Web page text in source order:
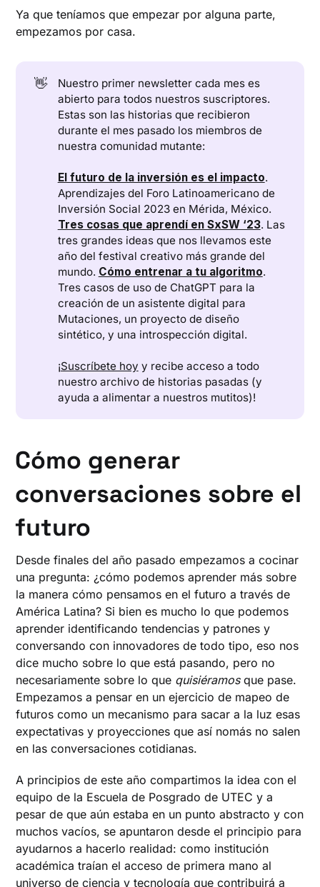
Ya que teníamos que empezar por alguna parte,
empezamos por casa.
👋
Nuestro primer newsletter cada mes es
abierto para todos nuestros suscriptores.
Estas son las historias que recibieron
durante el mes pasado los miembros de
nuestra comunidad mutante:
El futuro de la inversión es el impacto.
Aprendizajes del Foro Latinoamericano de
Inversión Social 2023 en Mérida, México.
Tres cosas que aprendí en SxSW ‘23. Las
tres grandes ideas que nos llevamos este
año del festival creativo más grande del
mundo. Cómo entrenar a tu algoritmo.
Tres casos de uso de ChatGPT para la
creación de un asistente digital para
Mutaciones, un proyecto de diseño
sintético, y una introspección digital.
¡Suscríbete hoy y recibe acceso a todo
nuestro archivo de historias pasadas (y
ayuda a alimentar a nuestros mutitos)!
Cómo generar
conversaciones sobre el
futuro
Desde finales del año pasado empezamos a cocinar
una pregunta: ¿cómo podemos aprender más sobre
la manera cómo pensamos en el futuro a través de
América Latina? Si bien es mucho lo que podemos
aprender identificando tendencias y patrones y
conversando con innovadores de todo tipo, eso nos
dice mucho sobre lo que está pasando, pero no
necesariamente sobre lo que quisiéramosque pase.
Empezamos a pensar en un ejercicio de mapeo de
futuros como un mecanismo para sacar a la luz esas
expectativas y proyecciones que así nomás no salen
en las conversaciones cotidianas.
A principios de este año compartimos la idea con el
equipo de la Escuela de Posgrado de UTEC y a
pesar de que aún estaba en un punto abstracto y con
muchos vacíos, se apuntaron desde el principio para
ayudarnos a hacerlo realidad: como institución
académica traían el acceso de primera mano al
universo de ciencia y tecnología que contribuirá a